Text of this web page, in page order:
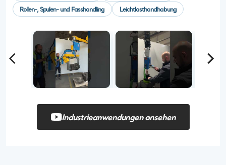
Rollen-, Spulen- und Fasshandling
Leichtlasthandhabung
Industrieanwendungen ansehen